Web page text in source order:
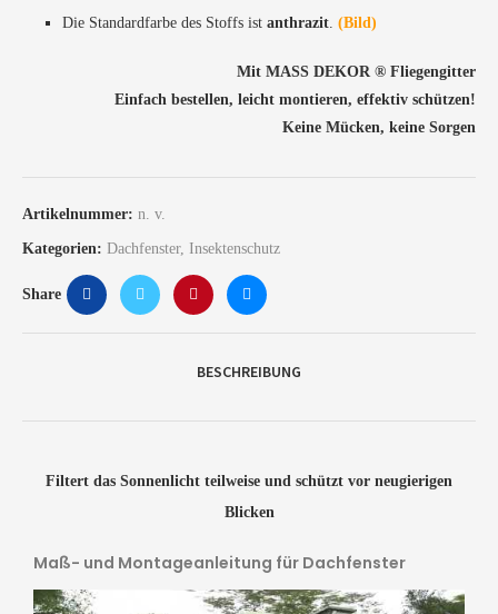
Die Standardfarbe des Stoffs ist anthrazit (Bild)
Mit MASS DEKOR ®️ Fliegengitter
Einfach bestellen, leicht montieren, effektiv schützen!
Keine Mücken, keine Sorgen
Artikelnummer: n. v.
Kategorien: Dachfenster, Insektenschutz
Share
BESCHREIBUNG
Filtert das Sonnenlicht teilweise und schützt vor neugierigen
Blicken
Maß- und Montageanleitung für Dachfenster